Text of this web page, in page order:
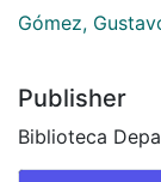
Gómez,
Publisher
Biblioteca